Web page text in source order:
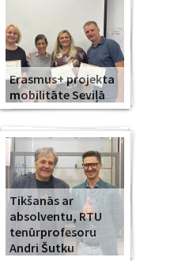
Erasmus+ projekta
mobilitāte Seviļā
Tikšanās ar
absolventu, RTU
tenūrprofesoru
Andri Šutku